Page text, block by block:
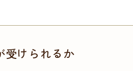
受けられるか